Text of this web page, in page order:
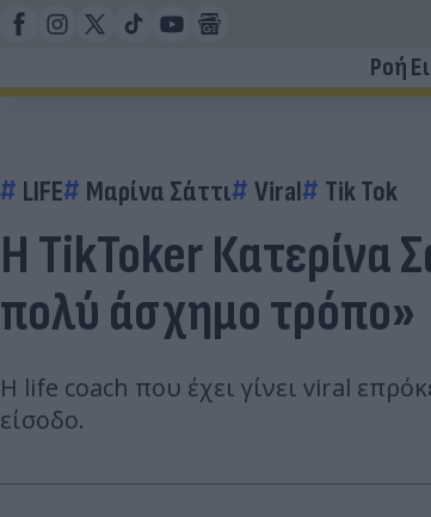
Ροή
LIFE Μαρίνα Σάττι Viral Tik Tok
Η TikToker Κατερίνα
πολύ άσχημο τρόπο»
Η life coach που έχει γίνει viral
είσοδο.